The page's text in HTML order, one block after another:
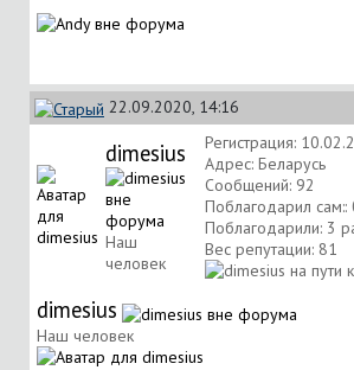
22.09.2020, 14:16
dimesius
Наш
человек
Регистрация:
Адрес: Беларусь
Сообщений: 92
Поблагодарил сам::
Поблагодарили: 3
Вес репутации: 81
dimesius
Наш человек